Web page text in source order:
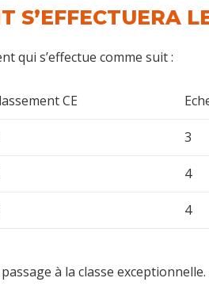
S’EFFECTUERA
qui s’effectue comme suit :
CE
3
4
4
à la classe exceptionnelle.